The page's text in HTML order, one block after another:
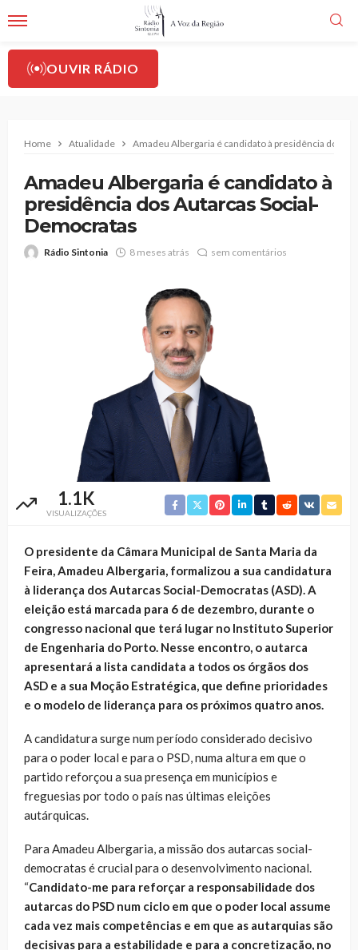
OUVIR RÁDIO
Home Atualidade Amadeu Albergaria é candidato à presidência dos
Amadeu Albergaria é candidato à
presidência dos Autarcas Social-
Democratas
Rádio Sintonia 8 meses atrás sem comentários
1.1K
VISUALIZAÇÕES
O presidente da Câmara Municipal de Santa Maria da
Feira, Amadeu Albergaria, formalizou a sua candidatura
à liderança dos Autarcas Social-Democratas (ASD). A
eleição está marcada para 6 de dezembro, durante o
congresso nacional que terá lugar no Instituto Superior
de Engenharia do Porto. Nesse encontro, o autarca
apresentará a lista candidata a todos os órgãos dos
ASD e a sua Moção Estratégica, que define prioridades
e o modelo de liderança para os próximos quatro anos.
A candidatura surge num período considerado decisivo
para o poder local e para o PSD, numa altura em que o
partido reforçou a sua presença em municípios e
freguesias por todo o país nas últimas eleições
autárquicas.
Para Amadeu Albergaria, a missão dos autarcas social-
democratas é crucial para o desenvolvimento nacional.
“Candidato-me para reforçar a responsabilidade dos
autarcas do PSD num ciclo em que o poder local assume
cada vez mais competências e em que as autarquias são
decisivas para a estabilidade e para a concretização, no